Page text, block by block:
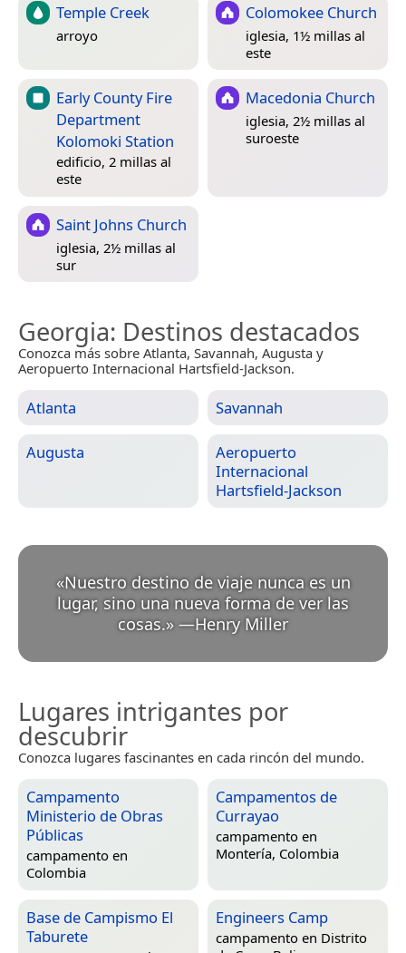
Temple Creek
arroyo
Colomokee Church
iglesia, 1½ millas al
este
Early County Fire
Department
Kolomoki Station
edificio, 2 millas al
este
Macedonia Church
iglesia, 2½ millas al
suroeste
Saint Johns Church
iglesia, 2½ millas al
sur
Georgia: Destinos destacados
Conozca más sobre Atlanta, Savannah, Augusta y
Aeropuerto Internacional Hartsfield-Jackson.
Atlanta Savannah
Augusta
Aeropuerto
Internacional
Hartsfield-Jackson
«Nuestro destino de viaje nunca es un
lugar, sino una nueva forma de ver las
cosas.» —Henry Miller
Lugares intrigantes por
descubrir
Conozca lugares fascinantes en cada rincón del mundo.
Campamento
Ministerio de Obras
Públicas
campamento en
Colombia
Campamentos de
Currayao
campamento en
Montería, Colombia
Base de Campismo El
Taburete
Engineers Camp
campamento en Distrito